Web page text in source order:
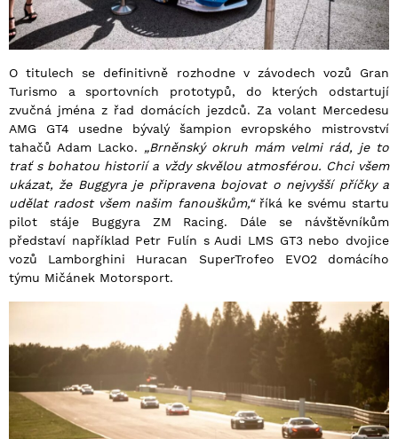
O titulech se definitivně rozhodne v závodech vozů Gran
Turismo a sportovních prototypů, do kterých odstartují
zvučná jména z řad domácích jezdců. Za volant Mercedesu
AMG GT4 usedne bývalý šampion evropského mistrovství
tahačů Adam Lacko. „Brněnský okruh mám velmi rád, je to
trať s bohatou historií a vždy skvělou atmosférou. Chci všem
ukázat, že Buggyra je připravena bojovat o nejvyšší příčky a
udělat radost všem našim fanouškům,“říká ke svému startu
pilot stáje Buggyra ZM Racing. Dále se návštěvníkům
představí například Petr Fulín s Audi LMS GT3 nebo dvojice
vozů Lamborghini Huracan SuperTrofeo EVO2 domácího
týmu Mičánek Motorsport.